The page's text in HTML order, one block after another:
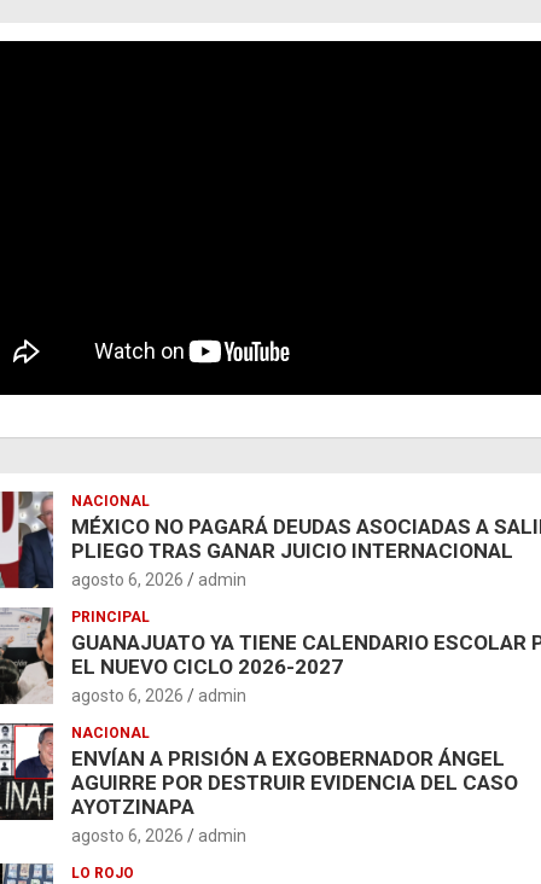
NACIONAL
MÉXICO NO PAGARÁ DEUDAS ASOCIADAS A
PLIEGO TRAS GANAR JUICIO INTERNACIONAL
agosto 6, 2026 admin
PRINCIPAL
GUANAJUATO YA TIENE CALENDARIO ESCOLAR
EL NUEVO CICLO 2026-2027
agosto 6, 2026 admin
NACIONAL
ENVÍAN A PRISIÓN A EXGOBERNADOR ÁNGEL
AGUIRRE POR DESTRUIR EVIDENCIA DEL CASO
AYOTZINAPA
agosto 6, 2026 admin
LO ROJO